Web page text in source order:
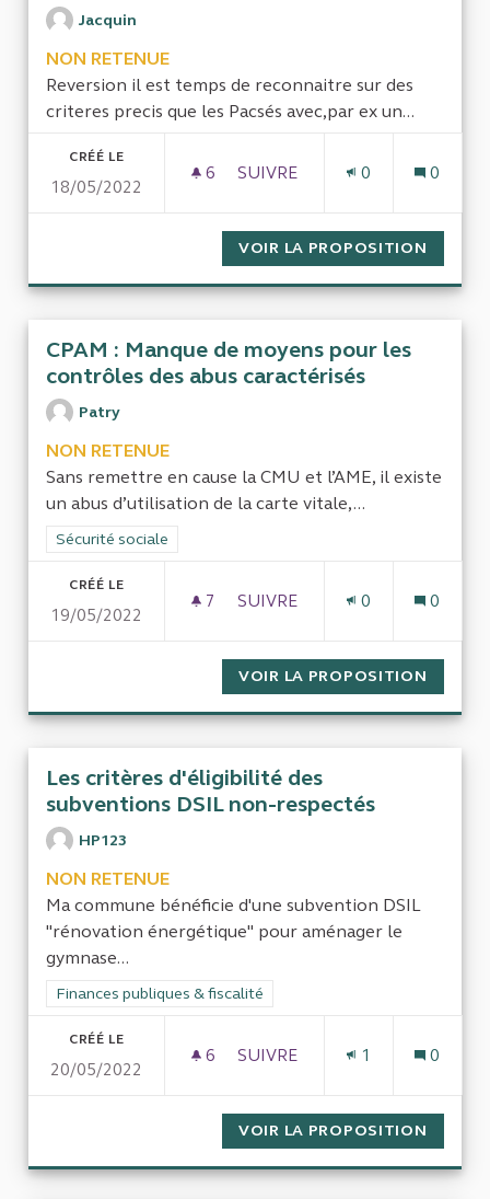
Jacquin
NON RETENUE
Reversion il est temps de reconnaitre sur des
criteres precis que les Pacsés avec,par ex un...
CRÉÉ LE
18/05/2022
6 6 ABONNÉS
SUIVRE
0 0
VOIR LA PROPOSITION
CPAM : Manque de moyens pour les
contrôles des abus caractérisés
Patry
NON RETENUE
Sans remettre en cause la CMU et l’AME, il existe
un abus d’utilisation de la carte vitale,...
Filtrer les résultats de la catégorie : Sécurité sociale
Sécurité sociale
CRÉÉ LE
19/05/2022
7 7 ABONNÉS
SUIVRE
0 0
VOIR LA PROPOSITION
Les critères d'éligibilité des
subventions DSIL non-respectés
HP123
NON RETENUE
Ma commune bénéficie d'une subvention DSIL
"rénovation énergétique" pour aménager le
gymnase...
Filtrer les résultats de la catégorie : Finances publiques &
Finances publiques & fiscalité
CRÉÉ LE
20/05/2022
6 6 ABONNÉS
SUIVRE
1 0
VOIR LA PROPOSITION